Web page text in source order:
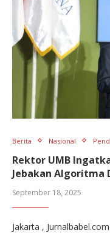
Berita Nasional
Rektor UMB
Jebakan Algoritma
September 18, 2025
Jakarta ,